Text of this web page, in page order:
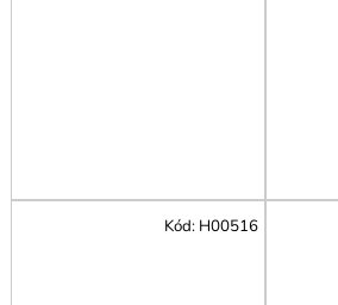
Kód: H00516